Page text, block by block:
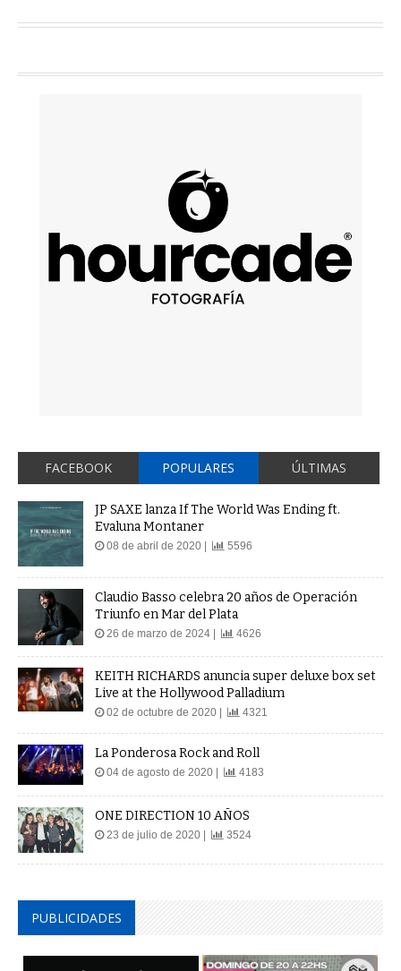
FACEBOOK POPULARES ÚLTIMAS
JP SAXE lanza If The World Was Ending ft.
Evaluna Montaner
08 de abril de 2020 | 5596
Claudio Basso celebra 20 años de Operación
Triunfo en Mar del Plata
26 de marzo de 2024 | 4626
KEITH RICHARDS anuncia super deluxe box set
Live at the Hollywood Palladium
02 de octubre de 2020 | 4321
La Ponderosa Rock and Roll
04 de agosto de 2020 | 4183
ONE DIRECTION 10 AÑOS
23 de julio de 2020 | 3524
PUBLICIDADES